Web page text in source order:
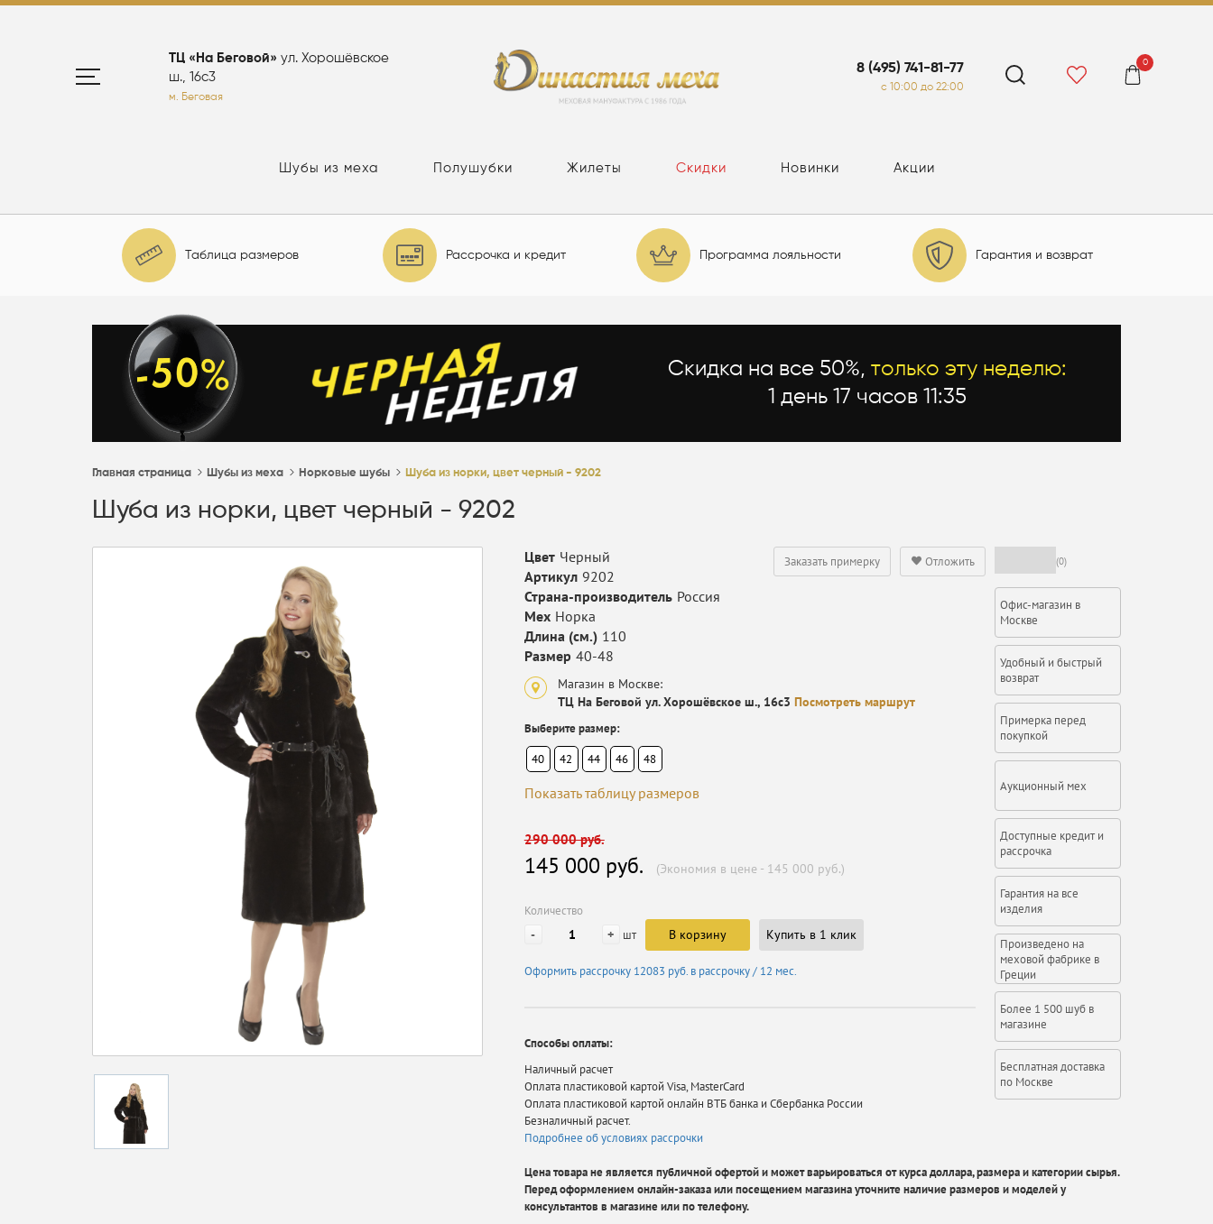
ТЦ «На Беговой» ул. Хорошёвское
ш., 16с3
м. Беговая
8 (495) 741-81-77
c 10:00 до 22:00
0
Шубы из меха Полушубки Жилеты Скидки Новинки Акции
Таблица размеров Рассрочка и кредит Программа лояльности Гарантия и возврат
Скидка на все 50%, только эту неделю:
1 день 17 часов 11:34
Главная страница Шубы из меха Норковые шубы Шуба из норки, цвет черный - 9202
Шуба из норки, цвет черный - 9202
(0)
Офис-магазин в
Москве
Удобный и быстрый
возврат
Примерка перед
покупкой
Аукционный мех
Доступные кредит и
рассрочка
Гарантия на все
изделия
Произведено на
меховой фабрике в
Греции
Более 1 500 шуб в
магазине
Бесплатная доставка
по Москве
Отложить
Заказать примерку
Цвет Черный
Артикул 9202
Страна-производитель Россия
Мех Норка
Длина (см.) 110
Размер 40-48
Магазин в Москве:
ТЦ На Беговой ул. Хорошёвское ш., 16с3 Посмотреть маршрут
Выберите размер:
40
42 44 46 48
Показать таблицу размеров
290 000 руб.
145 000 руб. (Экономия в цене - 145 000 руб.)
Количество
- + шт В корзину Купить в 1 клик
Оформить рассрочку 12083 руб. в рассрочку / 12 мес.
Способы оплаты:
Наличный расчет
Оплата пластиковой картой Visa, MasterCard
Оплата пластиковой картой онлайн ВТБ банка и Сбербанка России
Безналичный расчет.
Подробнее об условиях рассрочки
Цена товара не является публичной офертой и может варьироваться от курса доллара, размера и категории сырья.
Перед оформлением онлайн-заказа или посещением магазина уточните наличие размеров и моделей у
консультантов в магазине или по телефону.